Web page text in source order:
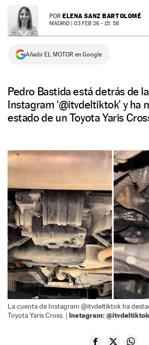
NEWSLETTER POR ELENA SANZ BARTOLOMÉ
MADRID | 03 FEB 26 - 15: 58
Añadir EL MOTOR en Google
Pedro Bastida está detrás de
Instagram ‘@itvdeltiktok’ y ha
estado de un Toyota Yaris
La cuenta de Instagram @itvdeltiktok ha
Toyota Yaris Cross. | Instagram: @itvdeltiktok